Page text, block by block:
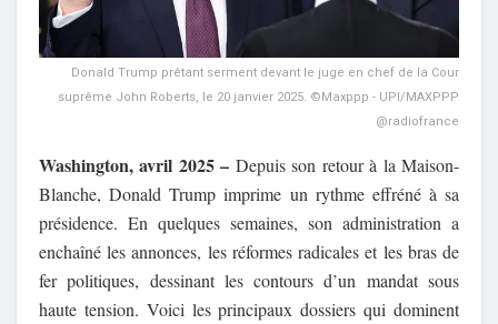
Donald Trump prêtant serment devant le juge en chef de la Cour
suprême John Roberts, le 20 janvier 2025. ©Maxppp - UPI/MAXPPP
@radiofrance
Washington, avril 2025 – Depuis son retour à la Maison-
Blanche, Donald Trump imprime un rythme effréné à sa
présidence. En quelques semaines, son administration a
enchaîné les annonces, les réformes radicales et les bras de
fer politiques, dessinant les contours d’un mandat sous
haute tension. Voici les principaux dossiers qui dominent